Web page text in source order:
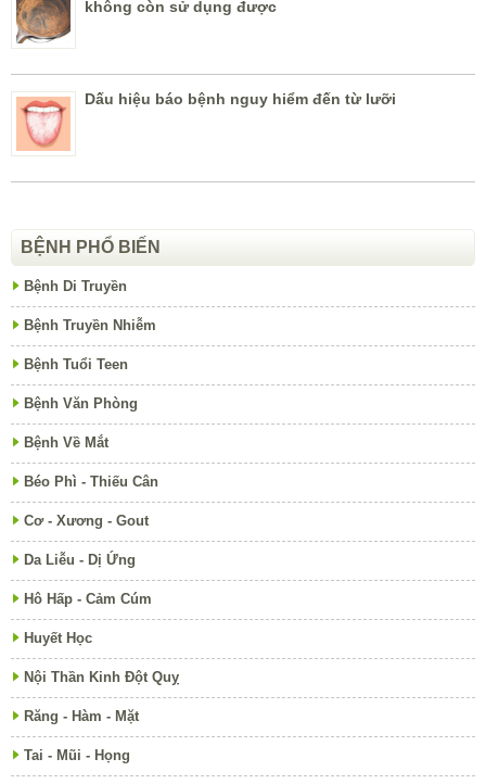
không còn sử dụng được
Dấu hiệu báo bệnh nguy hiểm đến từ lưỡi
BỆNH PHỔ BIẾN
Bệnh Di Truyền
Bệnh Truyền Nhiễm
Bệnh Tuổi Teen
Bệnh Văn Phòng
Bệnh Về Mắt
Béo Phì - Thiếu Cân
Cơ - Xương - Gout
Da Liễu - Dị Ứng
Hô Hấp - Cảm Cúm
Huyết Học
Nội Thần Kinh Đột Quỵ
Răng - Hàm - Mặt
Tai - Mũi - Họng